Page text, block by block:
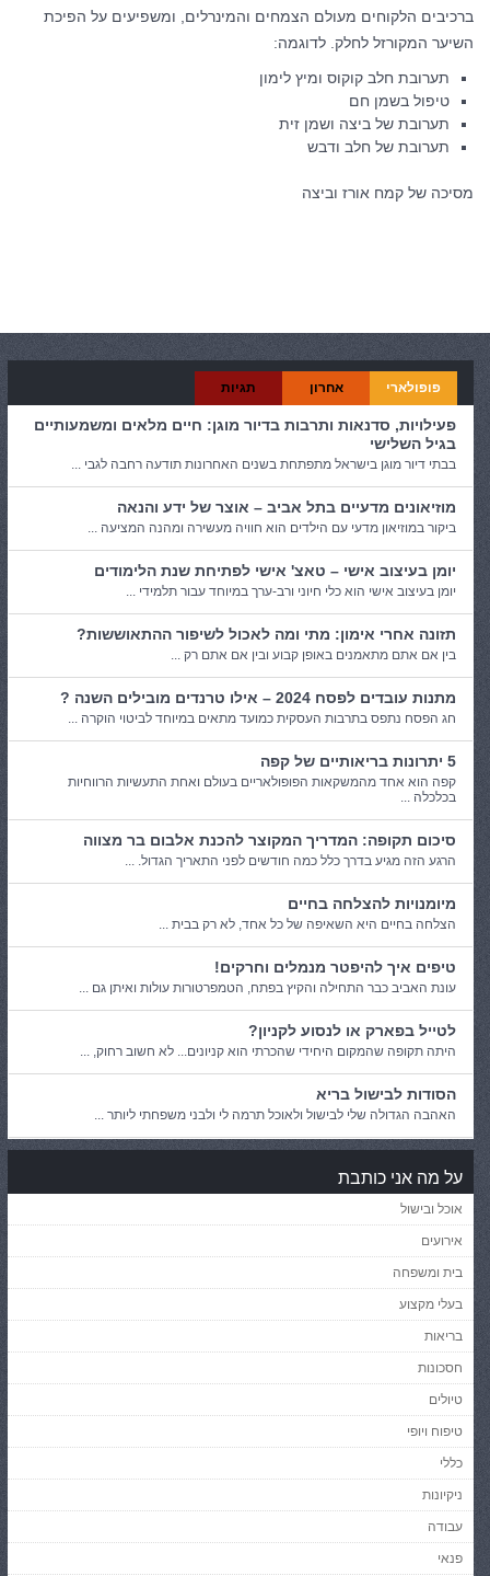
ברכיבים הלקוחים מעולם הצמחים והמינרלים, ומשפיעים על הפיכת
השיער המקורזל לחלק. לדוגמה:
תערובת חלב קוקוס ומיץ לימון
טיפול בשמן חם
תערובת של ביצה ושמן זית
תערובת של חלב ודבש
מסיכה של קמח אורז וביצה
פופולארי אחרון תגיות
פעילויות, סדנאות ותרבות בדיור מוגן: חיים מלאים ומשמעותיים
בגיל השלישי
בבתי דיור מוגן בישראל מתפתחת בשנים האחרונות תודעה רחבה לגבי ...
מוזיאונים מדעיים בתל אביב – אוצר של ידע והנאה
ביקור במוזיאון מדעי עם הילדים הוא חוויה מעשירה ומהנה המציעה ...
יומן בעיצוב אישי – טאצ' אישי לפתיחת שנת הלימודים
יומן בעיצוב אישי הוא כלי חיוני ורב-ערך במיוחד עבור תלמידי ...
תזונה אחרי אימון: מתי ומה לאכול לשיפור ההתאוששות?
בין אם אתם מתאמנים באופן קבוע ובין אם אתם רק ...
מתנות עובדים לפסח 2024 – אילו טרנדים מובילים השנה ?
חג הפסח נתפס בתרבות העסקית כמועד מתאים במיוחד לביטוי הוקרה ...
5 יתרונות בריאותיים של קפה
קפה הוא אחד מהמשקאות הפופולאריים בעולם ואחת התעשיות הרווחיות
בכלכלה ...
סיכום תקופה: המדריך המקוצר להכנת אלבום בר מצווה
הרגע הזה מגיע בדרך כלל כמה חודשים לפני התאריך הגדול. ...
מיומנויות להצלחה בחיים
הצלחה בחיים היא השאיפה של כל אחד, לא רק בבית ...
טיפים איך להיפטר מנמלים וחרקים!
עונת האביב כבר התחילה והקיץ בפתח, הטמפרטורות עולות ואיתן גם ...
לטייל בפארק או לנסוע לקניון?
היתה תקופה שהמקום היחידי שהכרתי הוא קניונים... לא חשוב רחוק, ...
הסודות לבישול בריא
האהבה הגדולה שלי לבישול ולאוכל תרמה לי ולבני משפחתי ליותר ...
על מה אני כותבת
אוכל ובישול
אירועים
בית ומשפחה
בעלי מקצוע
בריאות
חסכונות
טיולים
טיפוח ויופי
כללי
ניקיונות
עבודה
פנאי